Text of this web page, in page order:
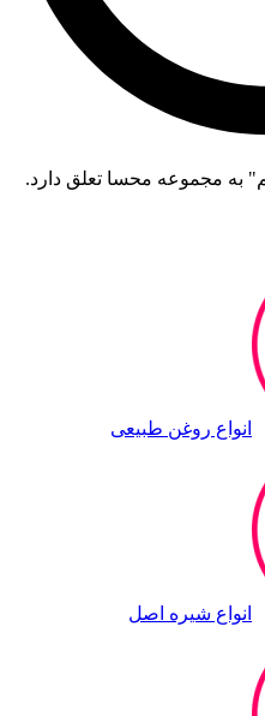
مجموعه محسا تعلق دارد.
انواع روغن طبیعی
انواع شیره اصل